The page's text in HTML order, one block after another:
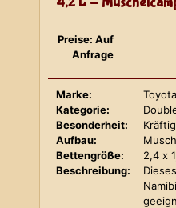
Preise: Auf
Anfrage
Marke:
Kategorie:
Besonderheit:
Aufbau:
Bettengröße:
2,4 x
Beschreibung: